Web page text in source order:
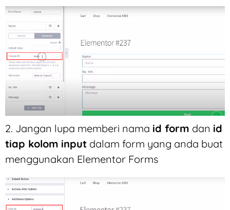
2. Jangan lupa memberi nama id form dan id
tiap kolom input dalam form yang anda buat
menggunakan Elementor Forms